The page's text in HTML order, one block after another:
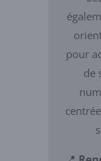
pour
de